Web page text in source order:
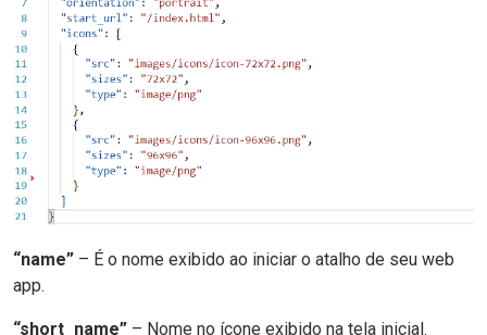
“name” – É o nome exibido ao iniciar o atalho de seu web
app.
“short_name” – Nome no ícone exibido na tela inicial.